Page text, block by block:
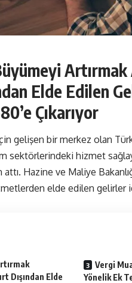
Artırmak
Elde Edilen
Çıkarıyor
gelişen bir merkez olan
sektörlerindeki hizmet
Hazine ve Maliye
elde edilen gelirler
Dışından Elde
Vergi
Yönelik Ek